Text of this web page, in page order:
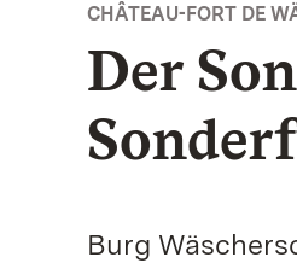
CHÂTEAU-FORT DE
Der
Burg